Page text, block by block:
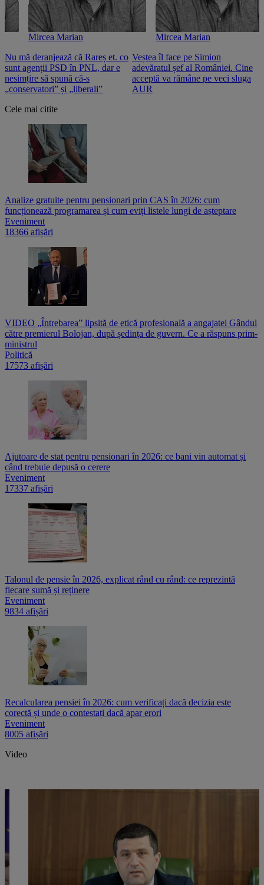
Mircea Marian
Nu mă deranjează că Rareș et. co
sunt agenții PSD în PNL, dar e
nesimțire să spună că-s
„conservatori” și „liberali”
Mircea Marian
Veștea îl face pe Simion
adevăratul șef al României. Cine
acceptă va rămâne pe veci sluga
AUR
Cele mai citite
Analize gratuite pentru pensionari prin CAS în 2026: cum
funcționează programarea și cum eviți listele lungi de așteptare
Eveniment
18366 afișări
VIDEO „Întrebarea” lipsită de etică profesională a angajatei Gândul
către premierul Bolojan, după ședința de guvern. Ce a răspuns prim-
ministrul
Politică
17573 afișări
Ajutoare de stat pentru pensionari în 2026: ce bani vin automat și
când trebuie depusă o cerere
Eveniment
17337 afișări
Talonul de pensie în 2026, explicat rând cu rând: ce reprezintă
fiecare sumă și reținere
Eveniment
9834 afișări
Recalcularea pensiei în 2026: cum verificați dacă decizia este
corectă și unde o contestați dacă apar erori
Eveniment
8005 afișări
Video